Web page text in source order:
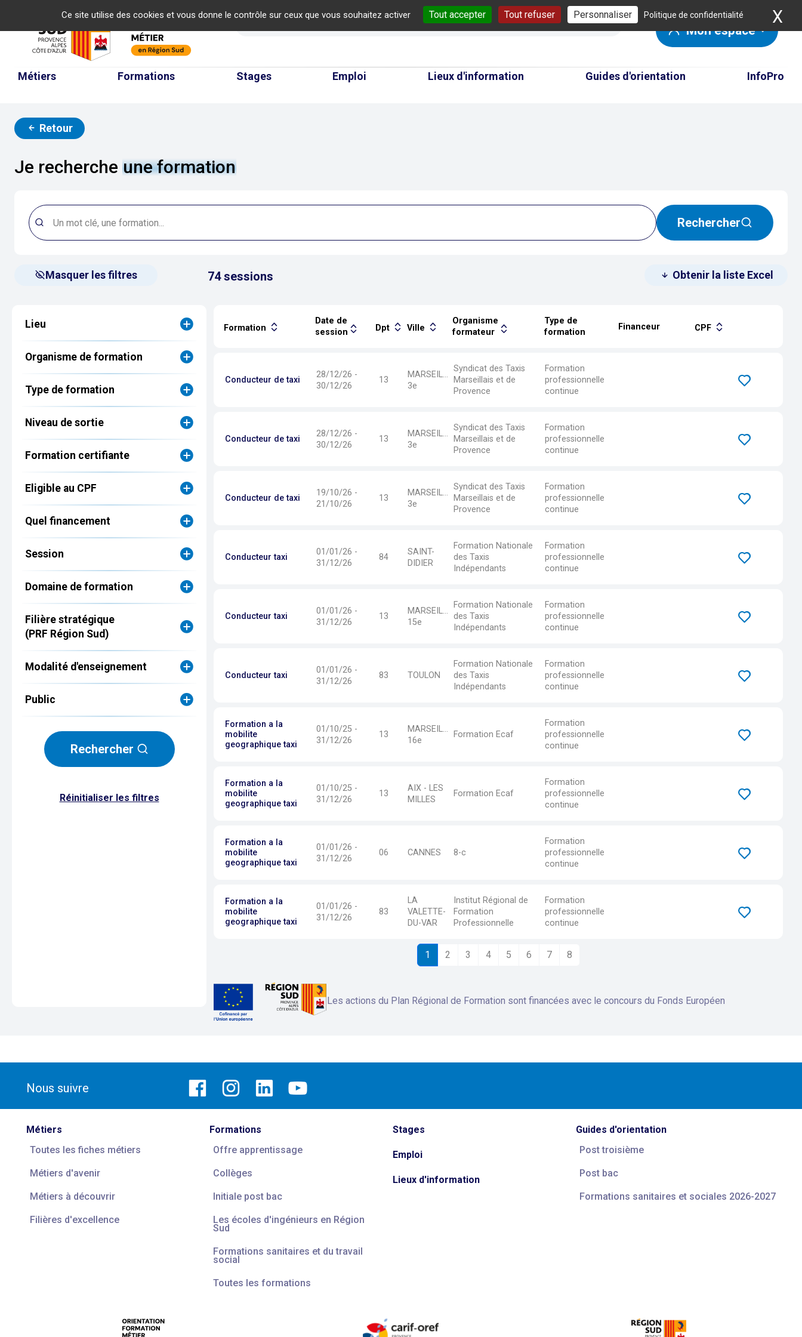
Ce site utilise des cookies et vous donne le contrôle sur ceux que vous souhaitez activer Tout accepter Tout refuser Personnaliser Politique de confidentialité X
Mon espace
Métiers Formations Stages Emploi Lieux d'information Guides d'orientation InfoPro
Retour
Je recherche une formation
Rechercher
Masquer les filtres 74sessions Obtenir la liste Excel
Lieu
Organisme de formation
Type de formation
Niveau de sortie
Formation certifiante
Eligible au CPF
Quel financement
Session
Domaine de formation
Filière stratégique
(PRF Région Sud)
Modalité d'enseignement
Public
Rechercher
Réinitialiser les filtres
Formation
Date de
session
Dpt Ville
Organisme
formateur
Type de
formation
Financeur CPF
Conducteur de taxi
28/12/26 -
30/12/26
13
MARSEILLE-
3e
Syndicat des Taxis
Marseillais et de
Provence
Formation
professionnelle
continue
Conducteur de taxi
28/12/26 -
30/12/26
13
MARSEILLE-
3e
Syndicat des Taxis
Marseillais et de
Provence
Formation
professionnelle
continue
Conducteur de taxi
19/10/26 -
21/10/26
13
MARSEILLE-
3e
Syndicat des Taxis
Marseillais et de
Provence
Formation
professionnelle
continue
Conducteur taxi
01/01/26 -
31/12/26
84
SAINT-
DIDIER
Formation Nationale
des Taxis
Indépendants
Formation
professionnelle
continue
Conducteur taxi
01/01/26 -
31/12/26
13
MARSEILLE-
15e
Formation Nationale
des Taxis
Indépendants
Formation
professionnelle
continue
Conducteur taxi
01/01/26 -
31/12/26
83 TOULON
Formation Nationale
des Taxis
Indépendants
Formation
professionnelle
continue
Formation a la
mobilite
geographique taxi
01/10/25 -
31/12/26
13
MARSEILLE-
16e
Formation Ecaf
Formation
professionnelle
continue
Formation a la
mobilite
geographique taxi
01/10/25 -
31/12/26
13
AIX - LES
MILLES
Formation Ecaf
Formation
professionnelle
continue
Formation a la
mobilite
geographique taxi
01/01/26 -
31/12/26
06 CANNES 8-c
Formation
professionnelle
continue
Formation a la
mobilite
geographique taxi
01/01/26 -
31/12/26
83
LA
VALETTE-
DU-VAR
Institut Régional de
Formation
Professionnelle
Formation
professionnelle
continue
1 2 3 4 5 6 7 8
Les actions du Plan Régional de Formation sont financées avec le concours du Fonds Européen
Nous suivre
Métiers
Toutes les fiches métiers
Métiers d'avenir
Métiers à découvrir
Filières d'excellence
Formations
Offre apprentissage
Collèges
Initiale post bac
Les écoles d'ingénieurs en Région
Sud
Formations sanitaires et du travail
social
Toutes les formations
Stages
Emploi
Lieux d'information
Guides d'orientation
Post troisième
Post bac
Formations sanitaires et sociales 2026-2027